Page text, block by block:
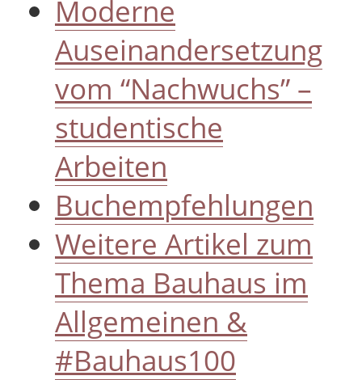
Moderne
Auseinandersetzung
vom “Nachwuchs” –
studentische
Arbeiten
Buchempfehlungen
Weitere Artikel zum
Thema Bauhaus im
Allgemeinen &
#Bauhaus100